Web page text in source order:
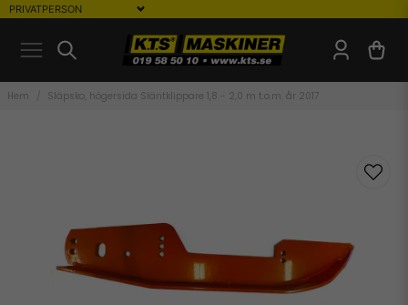
Hem Släpsko, högersida Släntklippare 1,8 - 2,0 m t.o.m. år 2017